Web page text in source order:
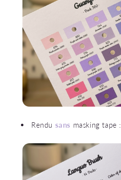
Rendu sans masking tape :